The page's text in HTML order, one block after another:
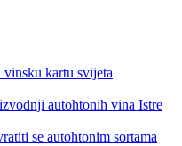
kartu svijeta
autohtonih vina Istre
se autohtonim sortama